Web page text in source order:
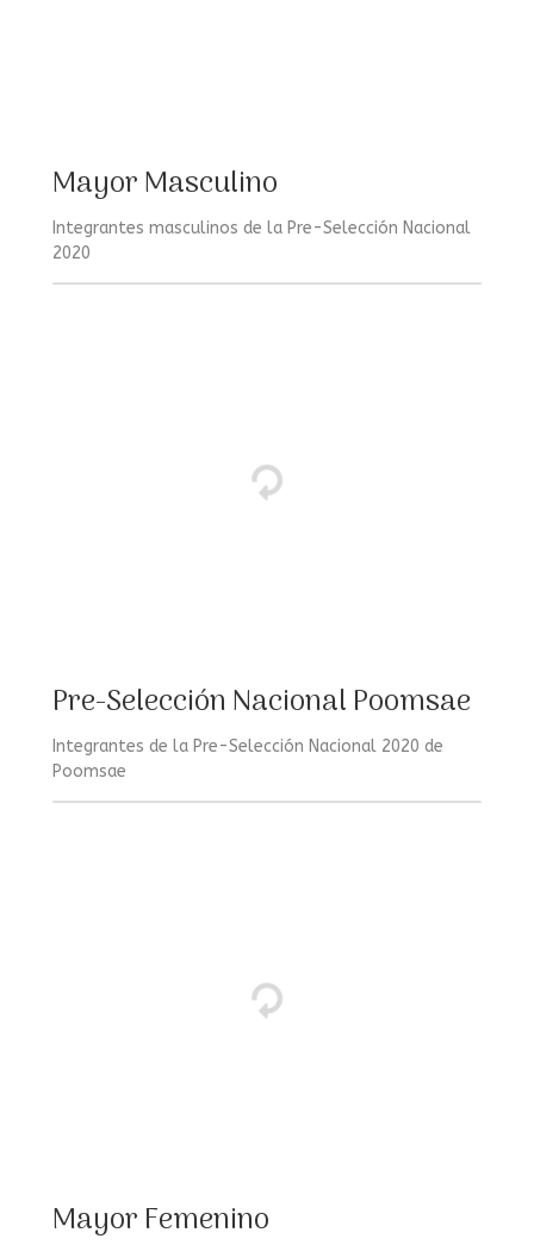
Mayor Masculino
Integrantes masculinos de la Pre-Selección Nacional
2020
Pre-Selección Nacional Poomsae
Integrantes de la Pre-Selección Nacional 2020 de
Poomsae
Mayor Femenino